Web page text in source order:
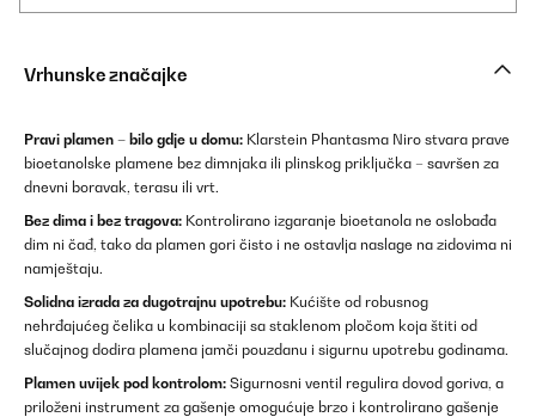
Vrhunske značajke
Pravi plamen – bilo gdje u domu: Klarstein Phantasma Niro stvara prave
bioetanolske plamene bez dimnjaka ili plinskog priključka – savršen za
dnevni boravak, terasu ili vrt.
Bez dima i bez tragova: Kontrolirano izgaranje bioetanola ne oslobađa
dim ni čađ, tako da plamen gori čisto i ne ostavlja naslage na zidovima ni
namještaju.
Solidna izrada za dugotrajnu upotrebu: Kućište od robusnog
nehrđajućeg čelika u kombinaciji sa staklenom pločom koja štiti od
slučajnog dodira plamena jamči pouzdanu i sigurnu upotrebu godinama.
Plamen uvijek pod kontrolom: Sigurnosni ventil regulira dovod goriva, a
priloženi instrument za gašenje omogućuje brzo i kontrolirano gašenje